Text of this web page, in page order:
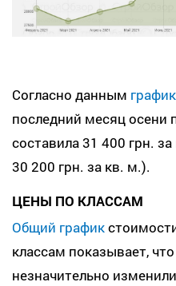
Согласно данным
последний месяц осени
составила 31 400 грн.
30 200 грн. за кв. м.).
ЦЕНЫ ПО КЛАССАМ
Общий график
классам показывает,
незначительно